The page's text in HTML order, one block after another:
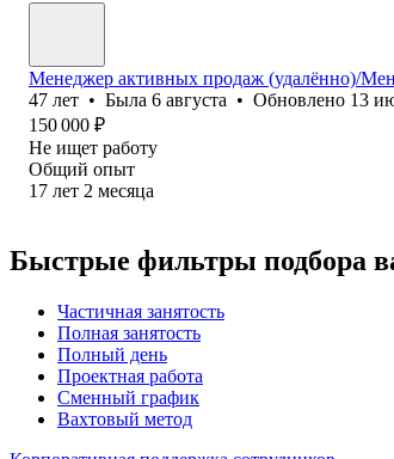
Менеджер активных продаж (удалённо)/
47 лет • Была 6 августа • Обновлено 13
150 000 ₽
Не ищет работу
Общий опыт
17 лет 2 месяца
Быстрые фильтры подбора
Частичная занятость
Полная занятость
Полный день
Проектная работа
Сменный график
Вахтовый метод